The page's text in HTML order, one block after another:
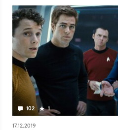
102 1
17.12.2019